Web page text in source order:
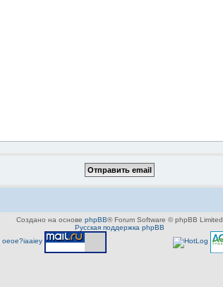
Создано на основе phpBB® Forum Software © phpBB Limited
Русская поддержка phpBB